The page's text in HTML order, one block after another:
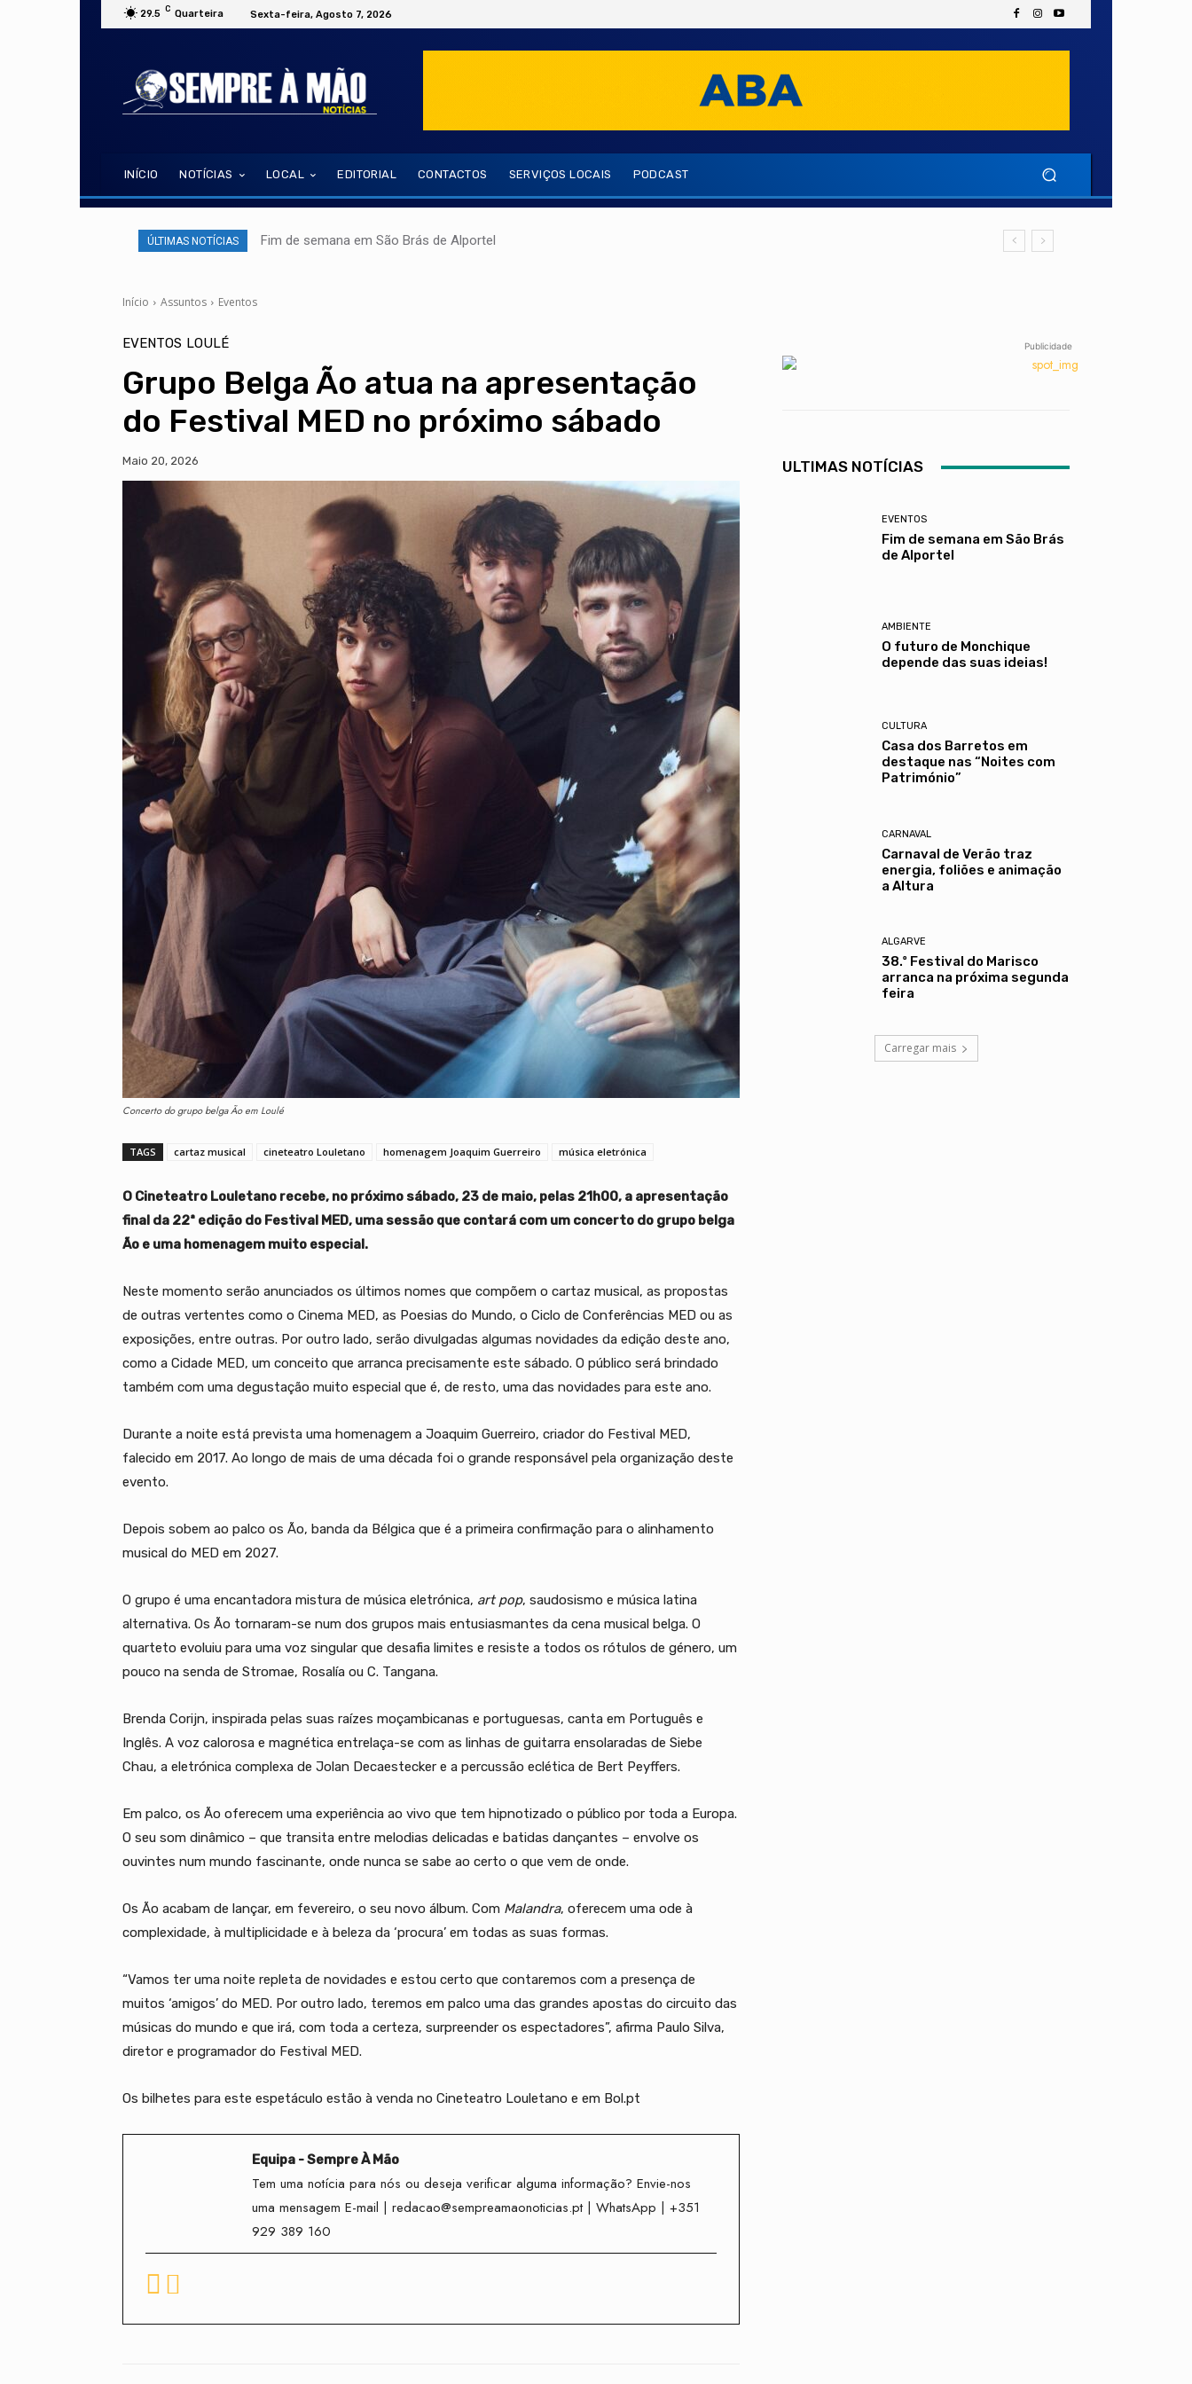
29.5 C Quarteira Sexta-feira, Agosto 7, 2026
INÍCIO NOTÍCIAS LOCAL EDITORIAL CONTACTOS SERVIÇOS LOCAIS PODCAST
ÚLTIMAS NOTÍCIAS Fim de semana em São Brás de Alportel
Início Assuntos Eventos
EVENTOS LOULÉ
Grupo Belga Ão atua na apresentação
do Festival MED no próximo sábado
Maio 20, 2026
Concerto do grupo belga Ão em Loulé
TAGS cartaz musical cineteatro Louletano homenagem Joaquim Guerreiro música eletrónica
O Cineteatro Louletano recebe, no próximo sábado, 23 de maio, pelas 21h00, a apresentação
final da 22ª edição do Festival MED, uma sessão que contará com um concerto do grupo belga
Ão e uma homenagem muito especial.
Neste momento serão anunciados os últimos nomes que compõem o cartaz musical, as propostas
de outras vertentes como o Cinema MED, as Poesias do Mundo, o Ciclo de Conferências MED ou as
exposições, entre outras. Por outro lado, serão divulgadas algumas novidades da edição deste ano,
como a Cidade MED, um conceito que arranca precisamente este sábado. O público será brindado
também com uma degustação muito especial que é, de resto, uma das novidades para este ano.
Durante a noite está prevista uma homenagem a Joaquim Guerreiro, criador do Festival MED,
falecido em 2017. Ao longo de mais de uma década foi o grande responsável pela organização deste
evento.
Depois sobem ao palco os Ão, banda da Bélgica que é a primeira confirmação para o alinhamento
musical do MED em 2027.
O grupo é uma encantadora mistura de música eletrónica, art pop, saudosismo e música latina
alternativa. Os Ão tornaram-se num dos grupos mais entusiasmantes da cena musical belga. O
quarteto evoluiu para uma voz singular que desafia limites e resiste a todos os rótulos de género, um
pouco na senda de Stromae, Rosalía ou C. Tangana.
Brenda Corijn, inspirada pelas suas raízes moçambicanas e portuguesas, canta em Português e
Inglês. A voz calorosa e magnética entrelaça-se com as linhas de guitarra ensolaradas de Siebe
Chau, a eletrónica complexa de Jolan Decaestecker e a percussão eclética de Bert Peyffers.
Em palco, os Ão oferecem uma experiência ao vivo que tem hipnotizado o público por toda a Europa.
O seu som dinâmico – que transita entre melodias delicadas e batidas dançantes – envolve os
ouvintes num mundo fascinante, onde nunca se sabe ao certo o que vem de onde.
Os Ão acabam de lançar, em fevereiro, o seu novo álbum. Com Malandra, oferecem uma ode à
complexidade, à multiplicidade e à beleza da ‘procura’ em todas as suas formas.
“Vamos ter uma noite repleta de novidades e estou certo que contaremos com a presença de
muitos ‘amigos’ do MED. Por outro lado, teremos em palco uma das grandes apostas do circuito das
músicas do mundo e que irá, com toda a certeza, surpreender os espectadores”, afirma Paulo Silva,
diretor e programador do Festival MED.
Os bilhetes para este espetáculo estão à venda no Cineteatro Louletano e em Bol.pt
Equipa - Sempre À Mão
Tem uma notícia para nós ou deseja verificar alguma informação? Envie-nos
uma mensagem E-mail | redacao@sempreamaonoticias.pt | WhatsApp | +351
929 389 160
Publicidade
ULTIMAS NOTÍCIAS
EVENTOS
Fim de semana em São Brás
de Alportel
AMBIENTE
O futuro de Monchique
depende das suas ideias!
CULTURA
Casa dos Barretos em
destaque nas “Noites com
Património”
CARNAVAL
Carnaval de Verão traz
energia, foliões e animação
a Altura
ALGARVE
38.º Festival do Marisco
arranca na próxima segunda
feira
Carregar mais